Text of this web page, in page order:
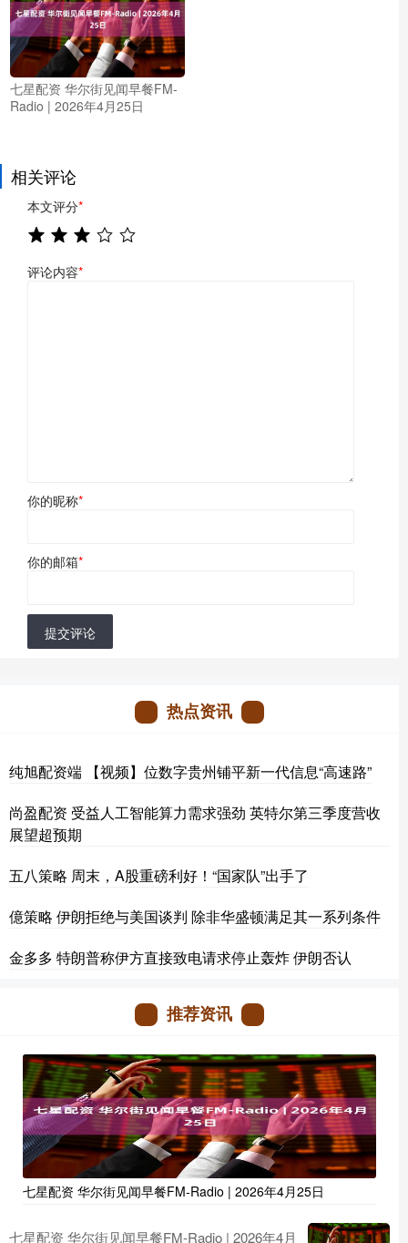
七星配资 华尔街见闻早餐FM-
Radio | 2026年4月25日
相关评论
本文评分*
评论内容*
你的昵称*
你的邮箱*
提交评论
热点资讯
纯旭配资端 【视频】位数字贵州铺平新一代信息“高速路”
尚盈配资 受益人工智能算力需求强劲 英特尔第三季度营收
展望超预期
五八策略 周末，A股重磅利好！“国家队”出手了
億策略 伊朗拒绝与美国谈判 除非华盛顿满足其一系列条件
金多多 特朗普称伊方直接致电请求停止轰炸 伊朗否认
推荐资讯
七星配资 华尔街见闻早餐FM-Radio | 2026年4月25日
七星配资 华尔街见闻早餐FM-Radio | 2026年4月